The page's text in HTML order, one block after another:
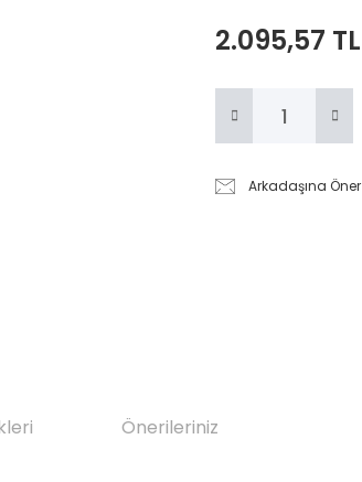
2.095,57 TL
Arkadaşına Öner
Önerileriniz